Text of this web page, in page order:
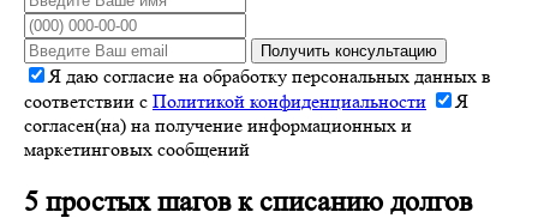
Получить консультацию
Я даю согласие на обработку персональных данных в
соответствии с Политикой конфиденциальности
Я
согласен(на) на получение информационных и
маркетинговых сообщений
5 простых шагов к списанию долгов